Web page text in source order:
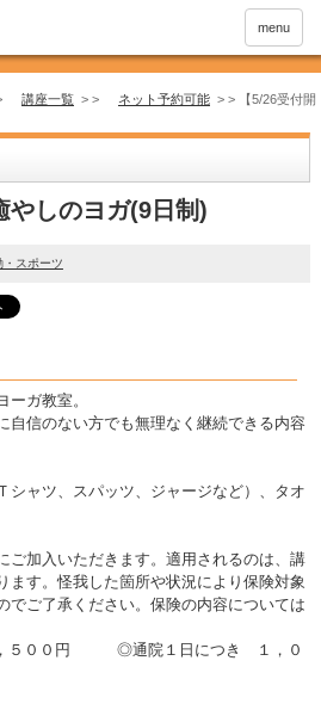
menu
講座一覧 > > ネット予約可能 > >
【5/26受付開
やしのヨガ(9日制)
・スポーツ
ガ教室。
自信のない方でも無理なく継続できる内容
シャツ、スパッツ、ジャージなど）、タオ
ご加入いただきます。適用されるのは、講
ます。怪我した箇所や状況により保険対象
でご了承ください。保険の内容については
５００円 ◎通院１日につき １，０